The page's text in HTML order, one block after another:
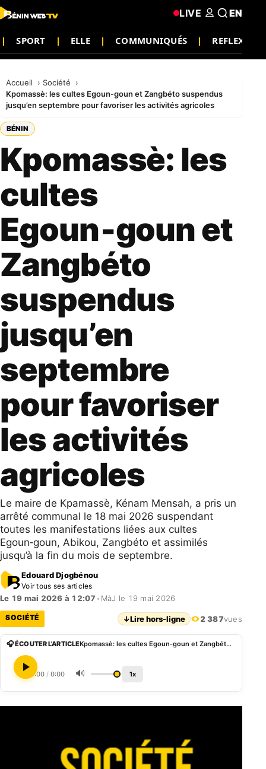
SPORT ELLE COMMUNIQUÉS REFLEXION
LIVE EN
Accueil
Société
Kpomassè: les cultes Egoun‑goun et Zangbéto suspendus
jusqu’en septembre pour favoriser les activités agricoles
BÉNIN
Kpomassè: les
cultes
Egoun‑goun et
Zangbéto
suspendus
jusqu’en
septembre
pour favoriser
les activités
agricoles
Le maire de Kpamassè, Kénam Mensah, a pris un
arrêté communal le 18 mai 2026 suspendant
toutes les manifestations liées aux cultes
Egoun‑goun, Abikou, Zangbéto et assimilés
jusqu’à la fin du mois de septembre.
Edouard Djogbénou
Voir tous ses articles
Le 19 mai 2026 à 12:07 • MàJ le 19 mai 2026
SOCIÉTÉ ↓Lire hors-ligne 2 387vues
🎧 ÉCOUTER L'ARTICLE Kpomassè: les cultes Egoun‑goun et Zangbéto suspendus jusqu’en septembre pour favoriser les activités agricoles
0:00 / 0:00 🔊 1x